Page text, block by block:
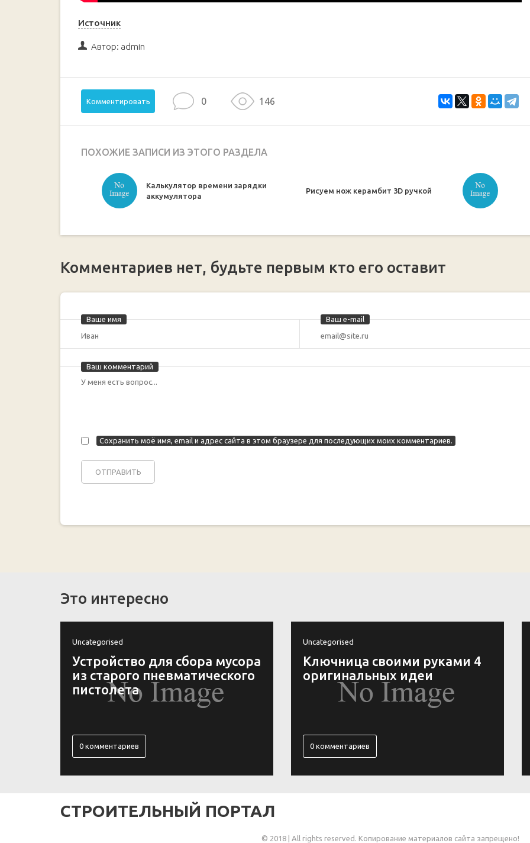
Источник
Автор: admin
Комментировать 0 146
ПОХОЖИЕ ЗАПИСИ ИЗ ЭТОГО РАЗДЕЛА
Калькулятор времени зарядки
аккумулятора
Рисуем нож керамбит 3D ручкой
Комментариев нет, будьте первым кто его оставит
Ваше имя Ваш e-mail
Ваш комментарий
Сохранить моё имя, email и адрес сайта в этом браузере для последующих моих комментариев.
Это интересно
Uncategorised
Ключница своими руками 4
оригинальных идеи
0 комментариев
Uncategorised
Как вьетнамцы оригинально
украшают крыши своих
храмов
1 комментарий
СТРОИТЕЛЬНЫЙ ПОРТАЛ
© 2018 | All rights reserved. Копирование материалов сайта запрещено!